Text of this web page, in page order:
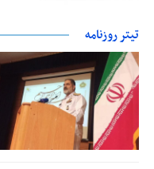
تیتر روزنامه